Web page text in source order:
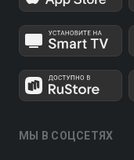
МЫ В СОЦСЕТЯХ